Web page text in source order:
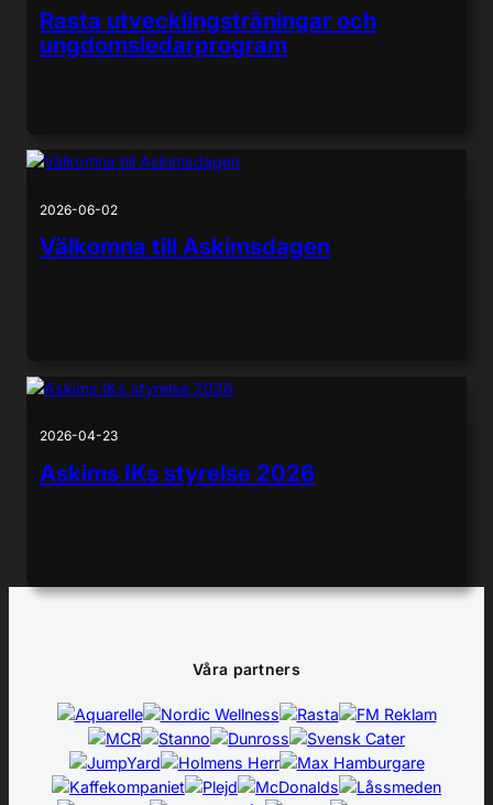
Rasta utvecklingsträningar och
ungdomsledarprogram
2026-06-02
Välkomna till Askimsdagen
2026-04-23
Askims IKs styrelse 2026
Våra partners